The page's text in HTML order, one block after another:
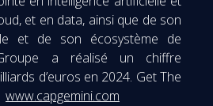
et en data, ainsi que de son
et de son écosystème de
a réalisé un chiffre
d’euros en 2024. Get The
www.capgemini.com